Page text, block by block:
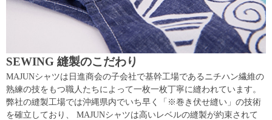
SEWING 縫製のこだわり
MAJUNシャツは日進商会の子会社で基幹工場であるニチハン繊維の
熟練の技をもつ職人たちによって一枚一枚丁寧に縫われています。
弊社の縫製工場では沖縄県内でいち早く「※巻き伏せ縫い」の技術
を確立しており、 MAJUNシャツは高いレベルの縫製が約束されて